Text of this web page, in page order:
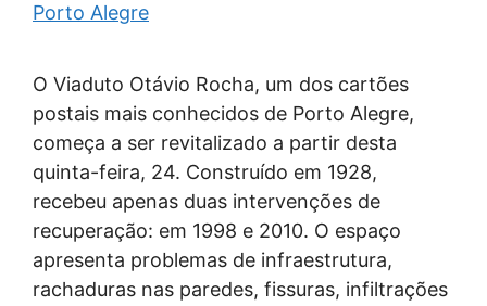
Porto Alegre
O Viaduto Otávio Rocha, um dos cartões
postais mais conhecidos de Porto Alegre,
começa a ser revitalizado a partir desta
quinta-feira, 24. Construído em 1928,
recebeu apenas duas intervenções de
recuperação: em 1998 e 2010. O espaço
apresenta problemas de infraestrutura,
rachaduras nas paredes, fissuras, infiltrações